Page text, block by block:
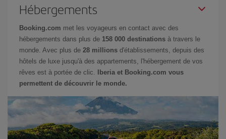
Hébergements
Booking.com met les voyageurs en contact avec des
hébergements dans plus de 158 000 destinations à travers le
monde. Avec plus de 28 millions d'établissements, depuis des
hôtels de luxe jusqu'à des appartements, l'hébergement de vos
rêves est à portée de clic.
Iberia et Booking.com vous
permettent de découvrir le monde.